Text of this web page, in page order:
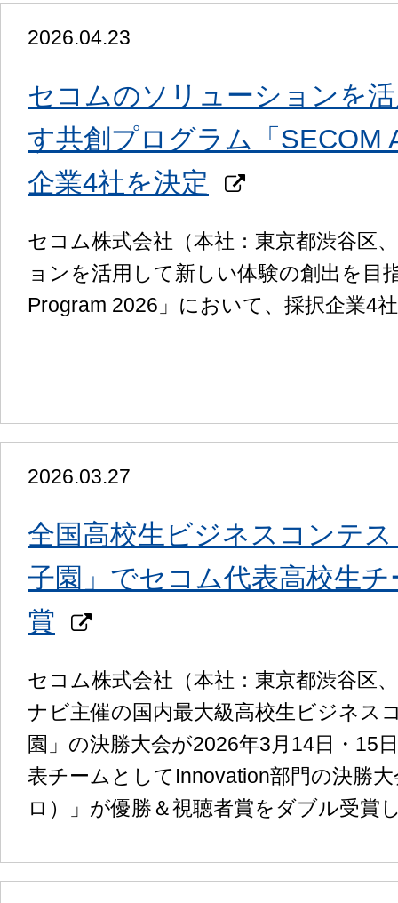
2026.04.23
セコムのソリューションを
す共創プログラム「SECOM
企業4社を決定
セコム株式会社（本社：東京都渋谷区
ョンを活用して新しい体験の創出を目
Program 2026」において、採択企業4
2026.03.27
全国高校生ビジネスコンテ
子園」でセコム代表高校生
賞
セコム株式会社（本社：東京都渋谷区
ナビ主催の国内最大級高校生ビジネス
園」の決勝大会が2026年3月14日・15
表チームとしてInnovation部門の決勝
ロ）」が優勝＆視聴者賞をダブル受賞